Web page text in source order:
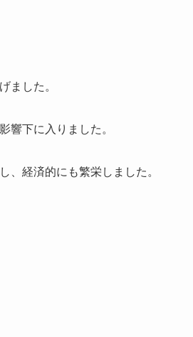
ました。
響下に入りました。
、経済的にも繁栄しました。